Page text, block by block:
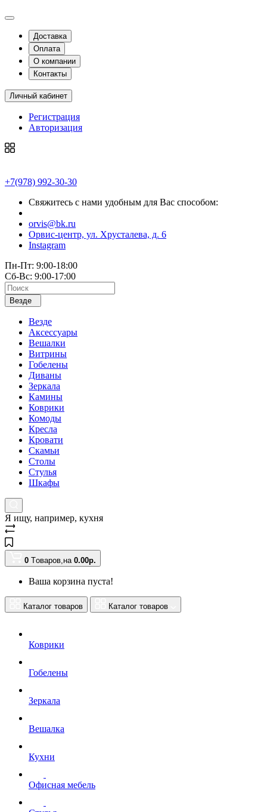
Доставка
Оплата
О компании
Контакты
Личный кабинет
Регистрация
Авторизация
+7(978) 992-30-30
Свяжитесь с нами удобным для Вас способом:
orvis@bk.ru
Орвис-центр, ул. Хрусталева, д. 6
Instagram
Пн-Пт: 9:00-18:00
Сб-Вс: 9:00-17:00
Везде
Везде
Аксессуары
Вешалки
Витрины
Гобелены
Диваны
Зеркала
Камины
Коврики
Комоды
Кресла
Кровати
Скамьи
Столы
Стулья
Шкафы
Я ищу, например, кухня
0 Tоваров,на 0.00р.
Ваша корзина пуста!
Каталог товаров Каталог товаров
Коврики
Гобелены
Зеркала
Вешалка
Кухни
Офисная мебель